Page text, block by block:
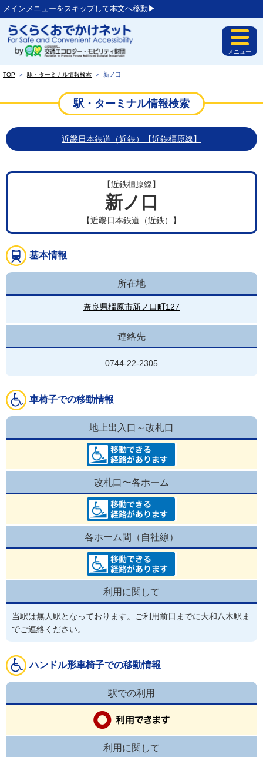
メインメニューをスキップして本文へ移動▶︎
メニュー
TOP ＞ 駅・ターミナル情報検索 ＞ 新ノ口
駅・ターミナル情報検索
近畿日本鉄道（近鉄）【近鉄橿原線】
【近鉄橿原線】
新ノ口
【近畿日本鉄道（近鉄）】
基本情報
所在地
奈良県橿原市新ノ口町127
連絡先
0744-22-2305
車椅子での移動情報
地上出入口～改札口
改札口〜各ホーム
各ホーム間（自社線）
利用に関して
当駅は無人駅となっております。ご利用前日までに大和八木駅ま
でご連絡ください。
ハンドル形車椅子での移動情報
駅での利用
利用に関して